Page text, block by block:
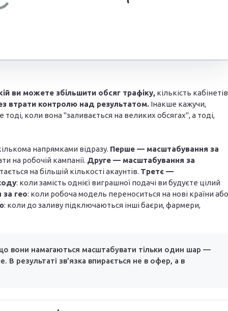
ви можете збільшити обсяг трафіку, кількість
втрати контролю над результатом. Інакше кажучи,
коли вона "заливається на великих обсягах", а тоді,
напрямками відразу. Перше — масштабування за
на робочій кампанії. Друге — масштабування за
на більшій кількості акаунтів. Третє —
: коли замість однієї виграшної подачі ви будуєте цілий
гео: коли робоча модель переноситься на нові країни або
: коли до заливу підключаються інші баєри, фармери,
вони намагаються масштабувати тільки один шар —
результаті зв'язка впирається не в офер, а в